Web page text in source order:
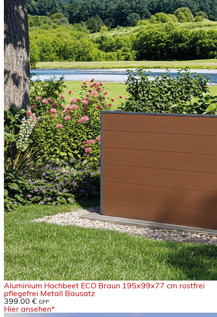
Aluminium Hochbeet ECO Braun 195x99x77 cm rostfrei
pflegefrei Metall Bausatz
399.00 € GFP
Hier ansehen*